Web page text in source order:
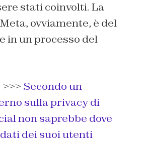
stati coinvolti. La
ovviamente, è del
in un processo del
Secondo un
sulla privacy di
non saprebbe dove
dei suoi utenti